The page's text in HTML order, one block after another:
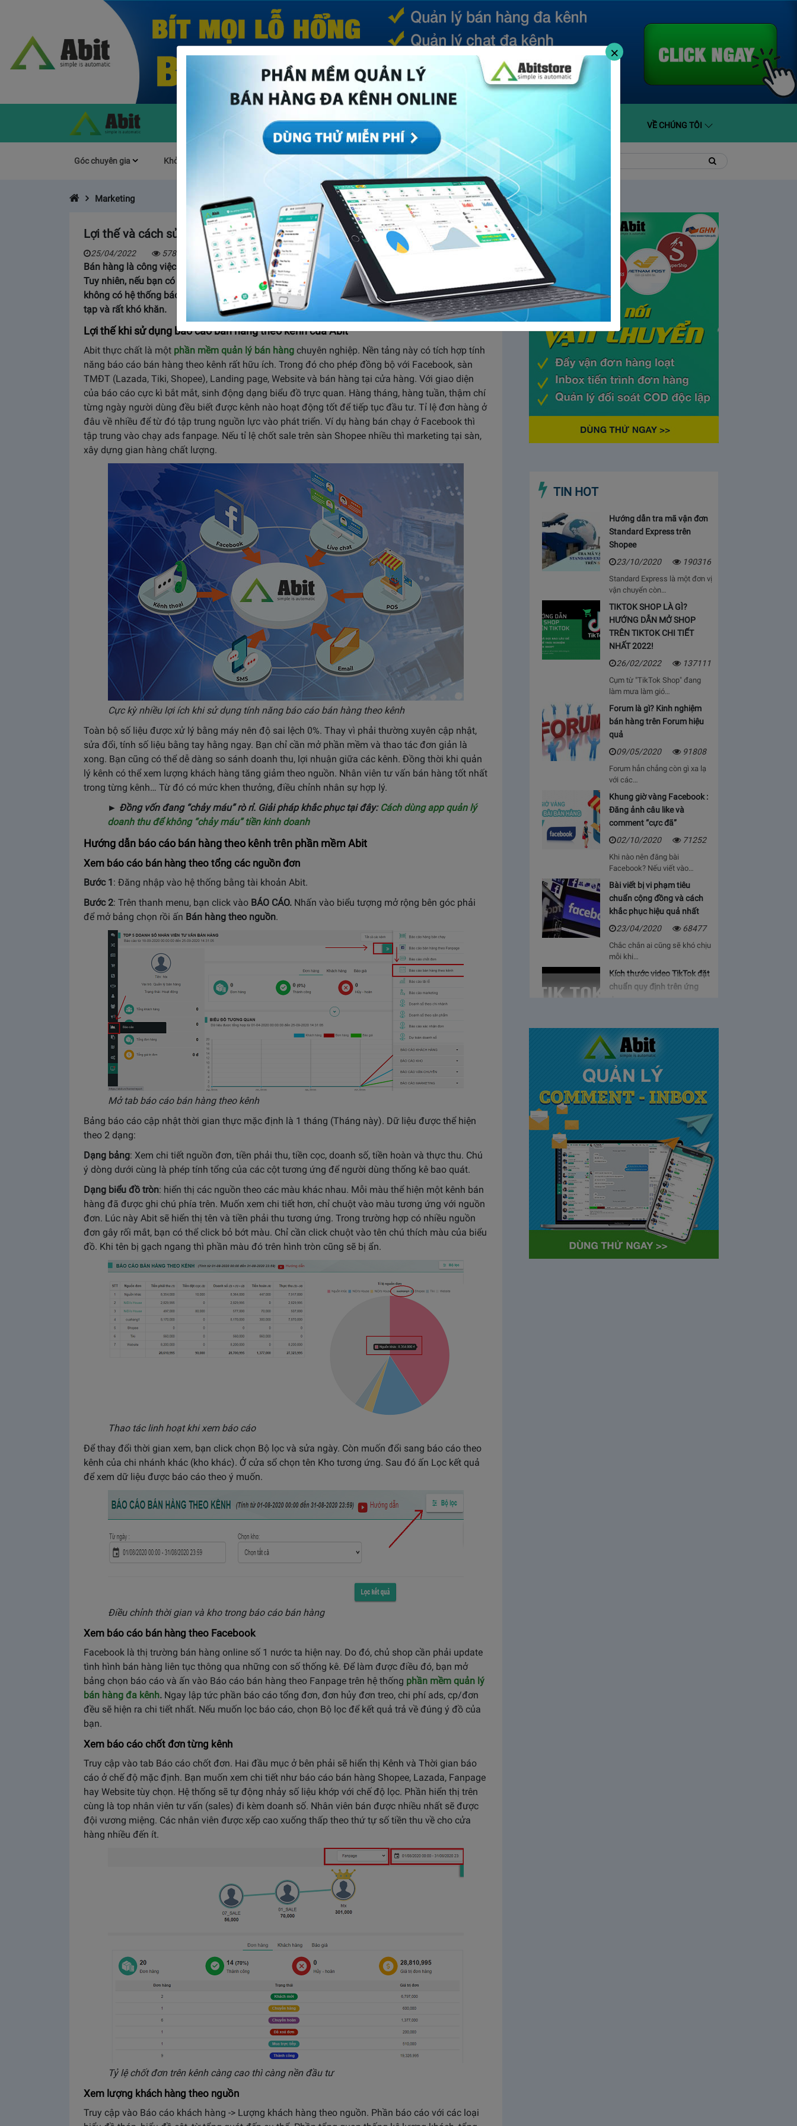
(CURRENT) BÁO GIÁ HỖ TRỢ VỀ CHÚNG TÔI
Góc chuyên gia Khởi Nghiệp Mục khác Quản trị Về Abit
kiếm:
kiếm
Marketing
Lợi thế và cách sử dùng tính năng báo cáo bán hàng theo kênh trên Abit
25/04/2022 5781
Bán hàng là công việc đơn giản? Sẽ là đúng nếu như bạn chỉ muốn kinh doanh mô hình nhỏ lẻ.
Tuy nhiên, nếu bạn có ý định kinh doanh trên nhiều kênh thì lại là câu chuyện rất khác. Nếu
không có hệ thống báo cáo bán hàng theo kênh của phần mềm Abit thì tình hình quản lý sẽ phức
tạp và rất khó khăn.
Lợi thế khi sử dụng báo cáo bán hàng theo kênh của Abit
Abit thực chất là một phần mềm quản lý bán hàng chuyên nghiệp. Nền tảng này có tích hợp tính
năng báo cáo bán hàng theo kênh rất hữu ích. Trong đó cho phép đồng bộ với Facebook, sàn
TMĐT (Lazada, Tiki, Shopee), Landing page, Website và bán hàng tại cửa hàng. Với giao diện
của báo cáo cực kì bắt mắt, sinh động dạng biểu đồ trực quan. Hàng tháng, hàng tuần, thậm chí
từng ngày người dùng đều biết được kênh nào hoạt động tốt để tiếp tục đầu tư. Tỉ lệ đơn hàng ở
đâu về nhiều để từ đó tập trung nguồn lực vào phát triển. Ví dụ hàng bán chạy ở Facebook thì
tập trung vào chạy ads fanpage. Nếu tỉ lệ chốt sale trên sàn Shopee nhiều thì marketing tại sàn,
xây dựng gian hàng chất lượng.
Cực kỳ nhiều lợi ích khi sử dụng tính năng báo cáo bán hàng theo kênh
Toàn bộ số liệu được xử lý bằng máy nên độ sai lệch 0%. Thay vì phải thường xuyên cập nhật,
sửa đổi, tính số liệu bằng tay hằng ngay. Bạn chỉ cần mở phần mềm và thao tác đơn giản là
xong. Bạn cũng có thể dễ dàng so sánh doanh thu, lợi nhuận giữa các kênh. Đồng thời khi quản
lý kênh có thể xem lượng khách hàng tăng giảm theo nguồn. Nhân viên tư vấn bán hàng tốt nhất
trong từng kênh… Từ đó có mức khen thưởng, điều chỉnh nhân sự hợp lý.
► Đồng vốn đang “chảy máu” rò rỉ. Giải pháp khắc phục tại đây: Cách dùng app quản lý
doanh thu để không “chảy máu” tiền kinh doanh
Hướng dẫn báo cáo bán hàng theo kênh trên phần mềm Abit
Xem báo cáo bán hàng theo tổng các nguồn đơn
Bước 1: Đăng nhập vào hệ thống bằng tài khoản Abit.
Bước 2: Trên thanh menu, bạn click vào BÁO CÁO. Nhấn vào biểu tượng mở rộng bên góc phải
để mở bảng chọn rồi ấn Bán hàng theo nguồn.
Mở tab báo cáo bán hàng theo kênh
Bảng báo cáo cập nhật thời gian thực mặc định là 1 tháng (Tháng này). Dữ liệu được thể hiện
theo 2 dạng:
Dạng bảng: Xem chi tiết nguồn đơn, tiền phải thu, tiền cọc, doanh số, tiền hoàn và thực thu. Chú
ý dòng dưới cùng là phép tính tổng của các cột tương ứng để người dùng thống kê bao quát.
Dạng biểu đồ tròn: hiển thị các nguồn theo các màu khác nhau. Mỗi màu thể hiện một kênh bán
hàng đã được ghi chú phía trên. Muốn xem chi tiết hơn, chỉ chuột vào màu tương ứng với nguồn
đơn. Lúc này Abit sẽ hiển thị tên và tiền phải thu tương ứng. Trong trường hợp có nhiều nguồn
đơn gây rối mắt, bạn có thể click bỏ bớt màu. Chỉ cần click chuột vào tên chú thích màu của biểu
đồ. Khi tên bị gạch ngang thì phần màu đó trên hình tròn cũng sẽ bị ẩn.
Thao tác linh hoạt khi xem báo cáo
Để thay đổi thời gian xem, bạn click chọn Bộ lọc và sửa ngày. Còn muốn đổi sang báo cáo theo
kênh của chi nhánh khác (kho khác). Ở cửa sổ chọn tên Kho tương ứng. Sau đó ấn Lọc kết quả
để xem dữ liệu được báo cáo theo ý muốn.
Điều chỉnh thời gian và kho trong báo cáo bán hàng
Xem báo cáo bán hàng theo Facebook
Facebook là thị trường bán hàng online số 1 nước ta hiện nay. Do đó, chủ shop cần phải update
tình hình bán hàng liên tục thông qua những con số thống kê. Để làm được điều đó, bạn mở
bảng chọn báo cáo và ấn vào Báo cáo bán hàng theo Fanpage trên hệ thống phần mềm quản lý
bán hàng đa kênh. Ngay lập tức phần báo cáo tổng đơn, đơn hủy đơn treo, chi phí ads, cp/đơn
đều sẽ hiện ra chi tiết nhất. Nếu muốn lọc báo cáo, chọn Bộ lọc để kết quả trả về đúng ý đồ của
bạn.
Xem báo cáo chốt đơn từng kênh
Truy cập vào tab Báo cáo chốt đơn. Hai đầu mục ở bên phải sẽ hiển thị Kênh và Thời gian báo
cáo ở chế độ mặc định. Bạn muốn xem chi tiết như báo cáo bán hàng Shopee, Lazada, Fanpage
hay Website tùy chọn. Hệ thống sẽ tự động nhảy số liệu khớp với chế độ lọc. Phần hiển thị trên
cùng là top nhân viên tư vấn (sales) đi kèm doanh số. Nhân viên bán được nhiều nhất sẽ được
đội vương miệng. Các nhân viên được xếp cao xuống thấp theo thứ tự số tiền thu về cho cửa
hàng nhiều đến ít.
Tỷ lệ chốt đơn trên kênh càng cao thì càng nền đầu tư
Xem lượng khách hàng theo nguồn
Truy cập vào Báo cáo khách hàng -> Lượng khách hàng theo nguồn. Phần báo cáo với các loại
TIN HOT
Hướng dẫn tra mã vận đơn
Standard Express trên
Shopee
23/10/2020
190316
Standard Express là một đơn vị
vận chuyển còn…
TIKTOK SHOP LÀ GÌ?
HƯỚNG DẪN MỞ SHOP
TRÊN TIKTOK CHI TIẾT
NHẤT 2022!
26/02/2022
137111
Cụm từ "TikTok Shop" đang
làm mưa làm gió…
Forum là gì? Kinh nghiệm
bán hàng trên Forum hiệu
quả
09/05/2020
91808
Forum hẳn chẳng còn gì xa lạ
với các…
Khung giờ vàng Facebook :
Đăng ảnh câu like và
comment “cực đã”
02/10/2020
71252
Khi nào nên đăng bài
Facebook? Nếu viết vào…
Bài viết bị vi phạm tiêu
chuẩn cộng đồng và cách
khắc phục hiệu quả nhất
23/04/2020
68477
Chắc chắn ai cũng sẽ khó chịu
mỗi khi…
Kích thước video TikTok đặt
chuẩn quy định trên ứng
Bạn sẽ cảm thấy mệt mỏi, vì cứ
phải…
Bảng giá lượt view Youtube
tại Việt Nam và Hoa kỳ mới
28/05/2020
63390
Khi tham gia chương trình
Partner Program của YouTube,
…
Cách bỏ ẩn trò chuyện trên
Zalo ở thiết bị máy tính và
điện thoại iphone
26/05/2020
62320
Bỏ ẩn cuộc trò chuyện là tính
năng khá…
×